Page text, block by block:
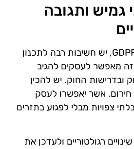
גמיש ותגובה
בעידן של חוקים כמו GDPR, יש חשיבות רבה לתכנון
מאפשר לעסקים להגיב
ובדרישות החוק. יש להכין
חירום, אשר יאפשרו לעסק
צפויות מבלי לפגוע בתזרים
רגולטוריים ולעדכן את